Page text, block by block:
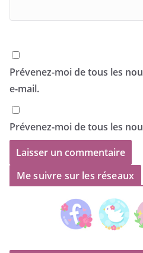
Prévenez-moi de tous les
e-mail.
Prévenez-moi de tous les
Me suivre sur les réseaux